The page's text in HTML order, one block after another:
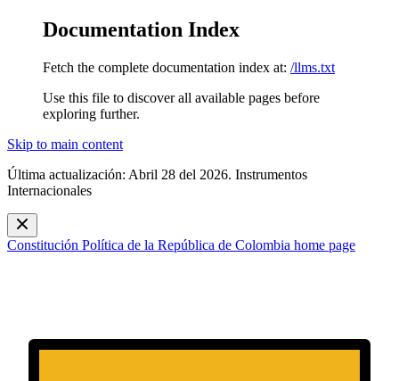
Documentation Index
Fetch the complete documentation index at: /llms.txt
Use this file to discover all available pages before
exploring further.
Skip to main content
Última actualización: Abril 28 del 2026. Instrumentos
Internacionales
Constitución Política de la República de Colombia home page